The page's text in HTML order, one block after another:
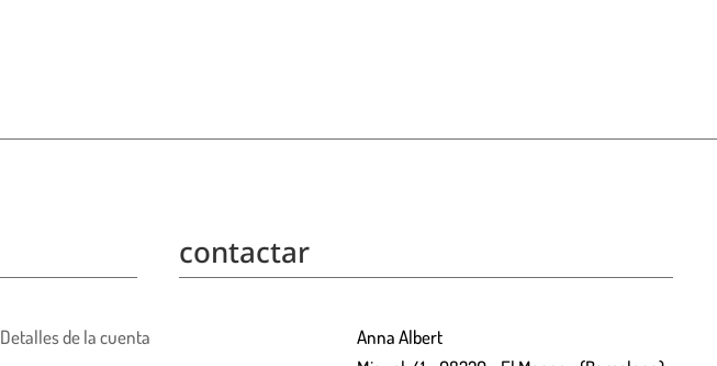
contactar
Detalles de la cuenta
Anna Albert